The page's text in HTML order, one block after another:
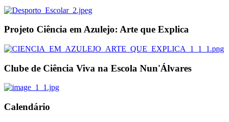
Projeto Ciência em Azulejo: Arte que Explica
Clube de Ciência Viva na Escola Nun'Álvares
Calendário